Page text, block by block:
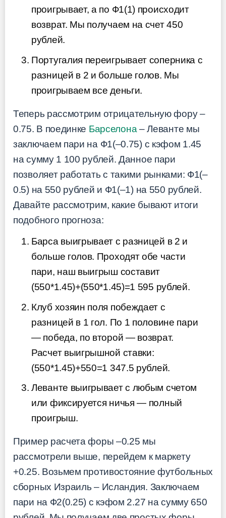
проигрывает, а по Ф1(1) происходит
возврат. Мы получаем на счет 450
рублей.
Португалия переигрывает соперника с
разницей в 2 и больше голов. Мы
проигрываем все деньги.
Теперь рассмотрим отрицательную фору –
0.75. В поединке Барселона – Леванте мы
заключаем пари на Ф1(–0.75) с кэфом 1.45
на сумму 1 100 рублей. Данное пари
позволяет работать с такими рынками: Ф1(–
0.5) на 550 рублей и Ф1(–1) на 550 рублей.
Давайте рассмотрим, какие бывают итоги
подобного прогноза:
Барса выигрывает с разницей в 2 и
больше голов. Проходят обе части
пари, наш выигрыш составит
(550*1.45)+(550*1.45)=1 595 рублей.
Клуб хозяин поля побеждает с
разницей в 1 гол. По 1 половине пари
— победа, по второй — возврат.
Расчет выигрышной ставки:
(550*1.45)+550=1 347.5 рублей.
Леванте выигрывает с любым счетом
или фиксируется ничья — полный
проигрыш.
Пример расчета форы –0.25 мы
рассмотрели выше, перейдем к маркету
+0.25. Возьмем противостояние футбольных
сборных Израиль – Исландия. Заключаем
пари на Ф2(0.25) с кэфом 2.27 на сумму 650